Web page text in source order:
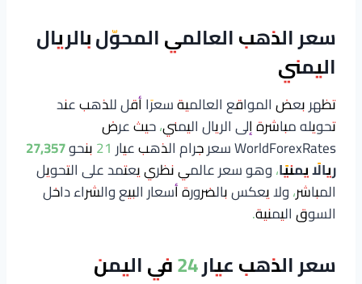
سعر الذهب العالمي المحوّل بالريال
اليمني
تظهر بعض المواقع العالمية سعرًا أقل للذهب عند
تحويله مباشرة إلى الريال اليمني، حيث عرض
WorldForexRates سعر جرام الذهب عيار 21 بنحو
27,357
ريالًا يمنيًا، وهو سعر عالمي نظري يعتمد على التحويل
المباشر، ولا يعكس بالضرورة أسعار البيع والشراء داخل
السوق اليمنية.
سعر الذهب عيار 24 في اليمن